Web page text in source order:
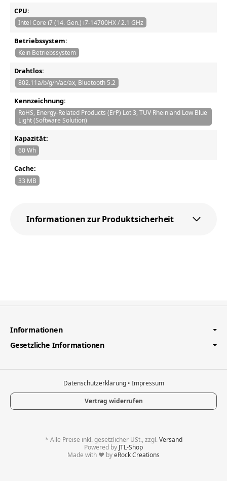
CPU:
Intel Core i7 (14. Gen.) i7-14700HX / 2.1 GHz
Betriebssystem:
Kein Betriebssystem
Drahtlos:
802.11a/b/g/n/ac/ax, Bluetooth 5.2
Kennzeichnung:
RoHS, Energy-Related Products (ErP) Lot 3, TUV Rheinland Low Blue
Light (Software Solution)
Kapazität:
60 Wh
Cache:
33 MB
Informationen zur Produktsicherheit
Informationen
Gesetzliche Informationen
Datenschutzerklärung • Impressum
Vertrag widerrufen
* Alle Preise inkl. gesetzlicher USt., zzgl.Versand
Powered by JTL-Shop
Made with ♥ byeRock Creations